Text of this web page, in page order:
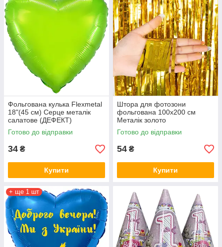
Фольгована кулька Flexmetal
18"(45 см) Серце металік
салатове (ДЕФЕКТ)
Готово до відправки
34 ₴
Купити
Штора для фотозони
фольгована 100х200 см
Металік золото
Готово до відправки
54 ₴
Купити
+ ще 1 шт